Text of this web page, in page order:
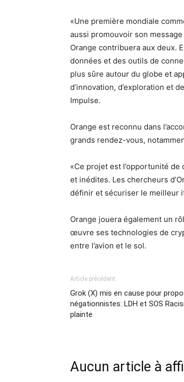
«Une première mondiale
aussi promouvoir son
Orange contribuera aux deux.
données et des outils de
plus sûre autour du globe et
d’innovation, d’exploration et
Impulse.
Orange est reconnu dans
grands rendez-vous,
«Ce projet est l’opportunité
et inédites. Les chercheurs
définir et sécuriser le meilleur
Orange jouera également un
œuvre ses technologies de
entre l’avion et le sol.
Article précédent
Grok (X) mis en cause pour
négationnistes: LDH et SOS
plainte
Aucun article à